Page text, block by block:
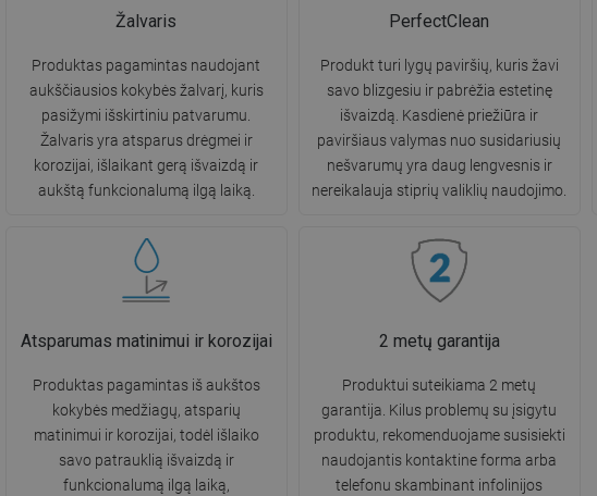
Žalvaris
Produktas pagamintas naudojant
aukščiausios kokybės žalvarį, kuris
pasižymi išskirtiniu patvarumu.
Žalvaris yra atsparus drėgmei ir
korozijai, išlaikant gerą išvaizdą ir
aukštą funkcionalumą ilgą laiką.
PerfectClean
Produkt turi lygų paviršių, kuris žavi
savo blizgesiu ir pabrėžia estetinę
išvaizdą. Kasdienė priežiūra ir
paviršiaus valymas nuo susidariusių
nešvarumų yra daug lengvesnis ir
nereikalauja stiprių valiklių naudojimo.
Atsparumas matinimui ir korozijai
Produktas pagamintas iš aukštos
kokybės medžiagų, atsparių
matinimui ir korozijai, todėl išlaiko
savo patrauklią išvaizdą ir
funkcionalumą ilgą laiką,
2 metų garantija
Produktui suteikiama 2 metų
garantija. Kilus problemų su įsigytu
produktu, rekomenduojame susisiekti
naudojantis kontaktine forma arba
telefonu skambinant infolinijos